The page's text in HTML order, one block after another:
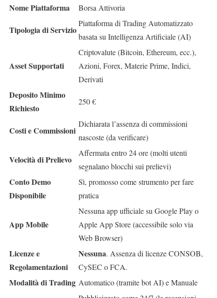
Nome Piattaforma
Borsa Attivoria
Tipologia di Servizio
Piattaforma di Trading Automatizzato
basata su Intelligenza Artificiale (AI)
Asset Supportati
Criptovalute (Bitcoin, Ethereum, ecc.),
Azioni, Forex, Materie Prime, Indici,
Derivati
Deposito Minimo
Richiesto
250 €
Costi e Commissioni
Dichiarata l’assenza di commissioni
nascoste (da verificare)
Velocità di Prelievo
Affermata entro 24 ore (molti utenti
segnalano blocchi sui prelievi)
Conto Demo
Disponibile
Sì, promosso come strumento per fare
pratica
App Mobile
Nessuna app ufficiale su Google Play o
Apple App Store (accessibile solo via
Web Browser)
Licenze e
Regolamentazioni
Nessuna. Assenza di licenze CONSOB,
CySEC o FCA.
Modalità di Trading Automatico (tramite bot AI) e Manuale